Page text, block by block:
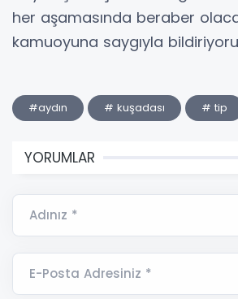
her aşamasında beraber
kamuoyuna saygıyla
#aydın # kuşadası # tip
YORUMLAR
Adınız *
E-Posta Adresiniz *